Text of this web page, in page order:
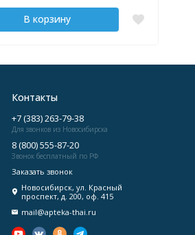
В корзину
Контакты
+7 (383) 263-79-38
Для звонков из Новосибирска
8 (800) 555-87-20
Звонок бесплатный по РФ
Заказать звонок
Новосибирск, ул. Красный
проспект, д. 200, оф. 415
mail@apteka-thai.ru